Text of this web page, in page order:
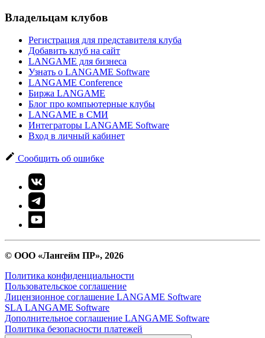
Владельцам клубов
Регистрация для представителя клуба
Добавить клуб на сайт
LANGAME для бизнеса
Узнать о LANGAME Software
LANGAME Conference
Биржа LANGAME
Блог про компьютерные клубы
LANGAME в СМИ
Интеграторы LANGAME Software
Вход в личный кабинет
Сообщить об ошибке
© ООО «Лангейм ПР», 2026
Политика конфиденциальности
Пользовательское соглашение
Лицензионное соглашение LANGAME Software
SLA LANGAME Software
Дополнительное соглашение LANGAME Software
Политика безопасности платежей